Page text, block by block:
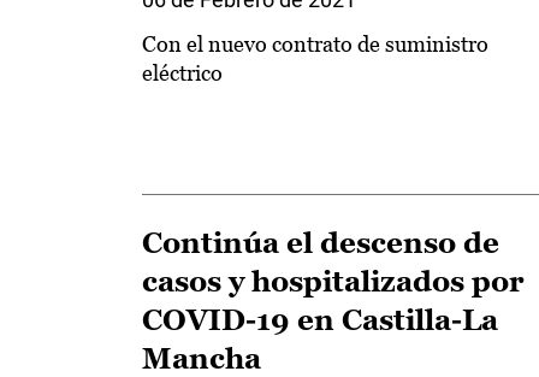
Con el nuevo contrato de suministro
eléctrico
Continúa el descenso de
casos y hospitalizados por
COVID-19 en Castilla-La
Mancha